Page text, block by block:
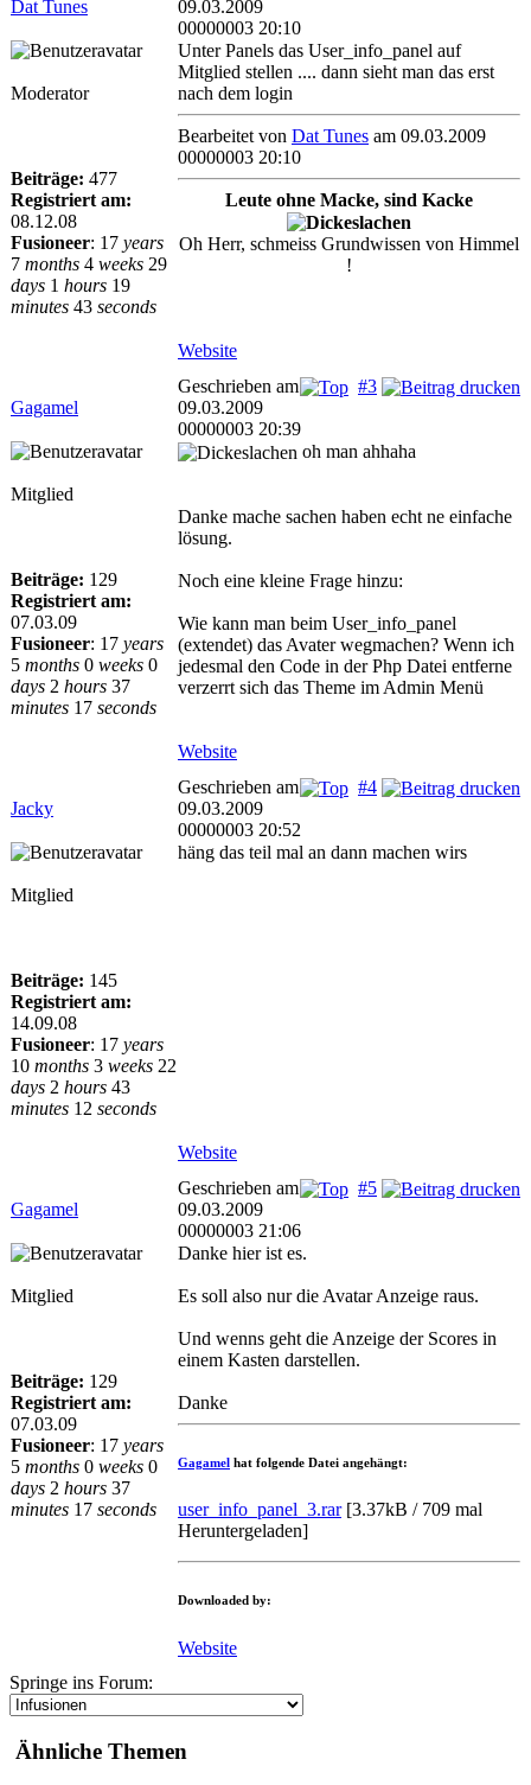
Dat Tunes
09.03.2009
00000003 20:10
Moderator
Beiträge: 477
Registriert am:
08.12.08
Fusioneer: 17 years
7 months 4 weeks 29
days 1 hours 19
minutes 43 seconds
Unter Panels das User_info_panel auf
Mitglied stellen .... dann sieht man das erst
nach dem login
Bearbeitet von Dat Tunes am 09.03.2009
00000003 20:10
Leute ohne Macke, sind Kacke
Oh Herr, schmeiss Grundwissen von Himmel
!
Website
Gagamel
#3
Geschrieben am
09.03.2009
00000003 20:39
Mitglied
Beiträge: 129
Registriert am:
07.03.09
Fusioneer: 17 years
5 months 0 weeks 0
days 2 hours 37
minutes 17 seconds
oh man ahhaha
Danke mache sachen haben echt ne einfache
lösung.
Noch eine kleine Frage hinzu:
Wie kann man beim User_info_panel
(extendet) das Avater wegmachen? Wenn ich
jedesmal den Code in der Php Datei entferne
verzerrt sich das Theme im Admin Menü
Website
Jacky
#4
Geschrieben am
09.03.2009
00000003 20:52
Mitglied
Beiträge: 145
Registriert am:
14.09.08
Fusioneer: 17 years
10 months 3 weeks 22
days 2 hours 43
minutes 12 seconds
häng das teil mal an dann machen wirs
Website
Gagamel
#5
Geschrieben am
09.03.2009
00000003 21:06
Mitglied
Beiträge: 129
Registriert am:
07.03.09
Fusioneer: 17 years
5 months 0 weeks 0
days 2 hours 37
minutes 17 seconds
Danke hier ist es.
Es soll also nur die Avatar Anzeige raus.
Und wenns geht die Anzeige der Scores in
einem Kasten darstellen.
Danke
Gagamel hat folgende Datei angehängt:
user_info_panel_3.rar[3.37kB / 709 mal
Heruntergeladen]
Downloaded by:
Website
Springe ins Forum:
Ähnliche Themen